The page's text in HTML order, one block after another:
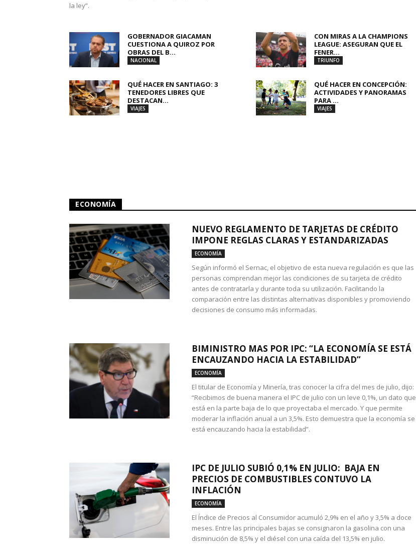
la ley”.
GOBERNADOR GIACAMAN
CUESTIONA A QUIROZ POR
OBRAS DEL B...
NACIONAL
CON MIRAS A LA CHAMPIONS
LEAGUE: ASEGURAN QUE EL
FENER...
TRIUNFO
QUÉ HACER EN SANTIAGO: 3
TENEDORES LIBRES QUE
DESTACAN...
VIAJES
QUÉ HACER EN CONCEPCIÓN:
ACTIVIDADES Y PANORAMAS
PARA ...
VIAJES
ECONOMÍA
NUEVO REGLAMENTO DE TARJETAS DE CRÉDITO
IMPONE REGLAS CLARAS Y ESTANDARIZADAS
ECONOMÍA
Según informó el Sernac, el objetivo de esta nueva regulación es que las
personas comprendan mejor las condiciones de su tarjeta de crédito
antes de contratarla y durante toda su utilización. Facilitando la
comparación entre las distintas alternativas disponibles y promoviendo
decisiones de consumo más informadas.
BIMINISTRO MAS POR IPC: “LA ECONOMÍA SE ESTÁ
ENCAUZANDO HACIA LA ESTABILIDAD”
ECONOMÍA
El titular de Economía y Minería, tras conocer la cifra del mes de julio, dijo:
“Recibimos de buena manera el IPC de julio con un leve 0,1%, un dato que
está en la parte baja de lo que proyectaba el mercado. Y que permite
moderar la inflación anual a un 3,5%. Esto demuestra que la economía se
está encauzando hacia la estabilidad”.
IPC DE JULIO SUBIÓ 0,1% EN JULIO: BAJA EN
PRECIOS DE COMBUSTIBLES CONTUVO LA
INFLACIÓN
ECONOMÍA
El Índice de Precios al Consumidor acumuló 2,9% en el año y 3,5% a doce
meses. Entre las principales bajas se consignaron la gasolina con una
disminución de 8,5% y el diésel con una caída del 13,5% en julio.